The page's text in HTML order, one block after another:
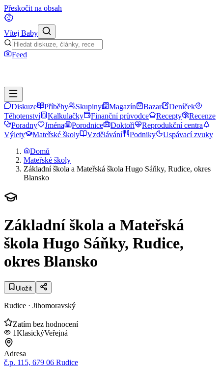
Přeskočit na obsah
Vítej Baby
Feed
Diskuze Příběhy Skupiny Magazín Bazar
Deníček
Těhotenství
Kalkulačky Finanční průvodce Recepty
Recenze
Poradny
Jména Porodnice Doktoři
Reprodukční centra
Výlety
Mateřské školy Vzdělávání Podniky
Uspávací zvuky
Domů
Mateřské školy
Základní škola a Mateřská škola Hugo Sáňky, Rudice, okres
Blansko
Základní škola a Mateřská
škola Hugo Sáňky, Rudice,
okres Blansko
Uložit
Rudice · Jihomoravský
Zatím bez hodnocení
1KlasickýVeřejná
Adresa
č.p. 115, 679 06 Rudice